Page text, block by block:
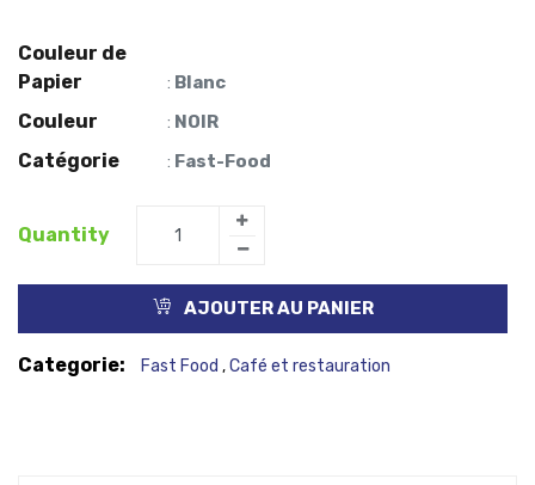
Couleur de
Papier
: Blanc
Couleur : NOIR
Catégorie : Fast-Food
Quantity
AJOUTER AU PANIER
Categorie: Fast Food , Café et restauration